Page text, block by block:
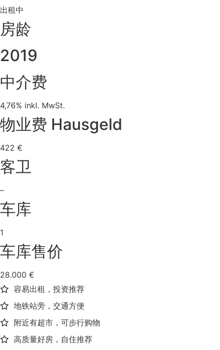
出租中
房龄
2019
中介费
4,76% inkl. MwSt.
物业费 Hausgeld
422 €
客卫
–
车库
1
车库售价
28.000 €
容易出租，投资推荐
地铁站旁，交通方便
附近有超市，可步行购物
高质量好房，自住推荐